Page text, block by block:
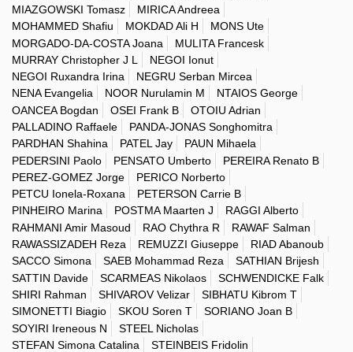
MIAZGOWSKI Tomasz
MIRICA Andreea
MOHAMMED Shafiu
MOKDAD Ali H
MONS Ute
MORGADO-DA-COSTA Joana
MULITA Francesk
MURRAY Christopher J L
NEGOI Ionut
NEGOI Ruxandra Irina
NEGRU Serban Mircea
NENA Evangelia
NOOR Nurulamin M
NTAIOS George
OANCEA Bogdan
OSEI Frank B
OTOIU Adrian
PALLADINO Raffaele
PANDA-JONAS Songhomitra
PARDHAN Shahina
PATEL Jay
PAUN Mihaela
PEDERSINI Paolo
PENSATO Umberto
PEREIRA Renato B
PEREZ-GOMEZ Jorge
PERICO Norberto
PETCU Ionela-Roxana
PETERSON Carrie B
PINHEIRO Marina
POSTMA Maarten J
RAGGI Alberto
RAHMANI Amir Masoud
RAO Chythra R
RAWAF Salman
RAWASSIZADEH Reza
REMUZZI Giuseppe
RIAD Abanoub
SACCO Simona
SAEB Mohammad Reza
SATHIAN Brijesh
SATTIN Davide
SCARMEAS Nikolaos
SCHWENDICKE Falk
SHIRI Rahman
SHIVAROV Velizar
SIBHATU Kibrom T
SIMONETTI Biagio
SKOU Soren T
SORIANO Joan B
SOYIRI Ireneous N
STEEL Nicholas
STEFAN Simona Catalina
STEINBEIS Fridolin